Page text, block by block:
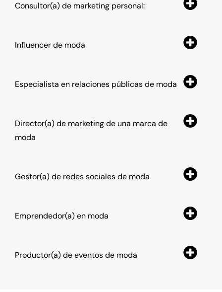
Consultor(a) de marketing personal:
Influencer de moda
Especialista en relaciones públicas de moda
Director(a) de marketing de una marca de
moda
Gestor(a) de redes sociales de moda
Emprendedor(a) en moda
Productor(a) de eventos de moda